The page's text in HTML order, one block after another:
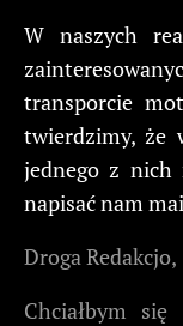
W naszych
transporcie
twierdzimy, że
jednego z nich
napisać nam
Droga Redakcjo,
Chciałbym